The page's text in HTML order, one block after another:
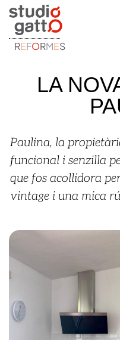
REFORMES
LA
Paulina, la
funcional i senzilla
que fos acollidora
vintage i una mica